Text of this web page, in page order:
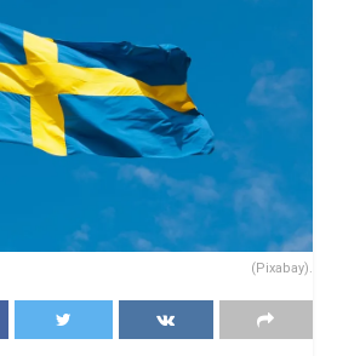
(Pixabay).